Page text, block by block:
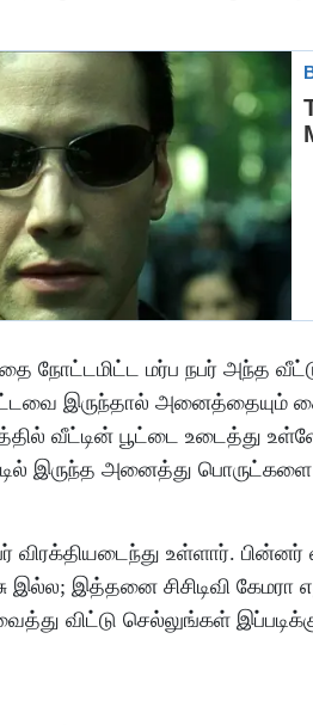
நோட்டமிட்ட மர்ப நபர் அந்த
இருந்தால் அனைத்தையும்
வீட்டின் பூட்டை உடைத்து
இருந்த அனைத்து பொருட்களை
உள்ளார். பின்னர்
இத்தனை சிசிடிவி கேமரா
விட்டு செல்லுங்கள்